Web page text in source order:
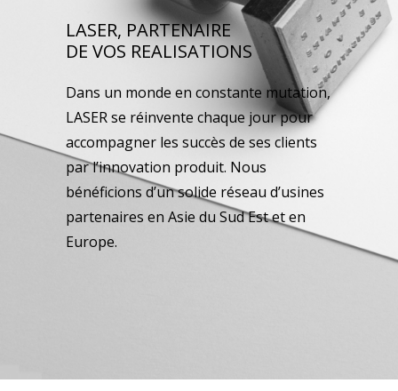
LASER, PARTENAIRE
DE VOS REALISATIONS
Dans un monde en constante mutation,
LASER se réinvente chaque jour pour
accompagner les succès de ses clients
par l’innovation produit. Nous
bénéficions d’un solide réseau d’usines
partenaires en Asie du Sud Est et en
Europe.